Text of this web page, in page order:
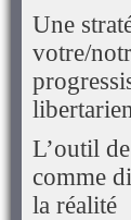
Une
votre/
L’outil
comme
la réalité